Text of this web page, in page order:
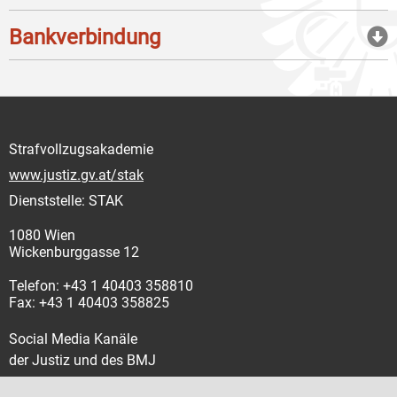
Bankverbindung
Strafvollzugsakademie
www.justiz.gv.at/stak
Dienststelle: STAK
1080 Wien
Wickenburggasse 12
Telefon: +43 1 40403 358810
Fax: +43 1 40403 358825
Social Media Kanäle
der Justiz und des BMJ